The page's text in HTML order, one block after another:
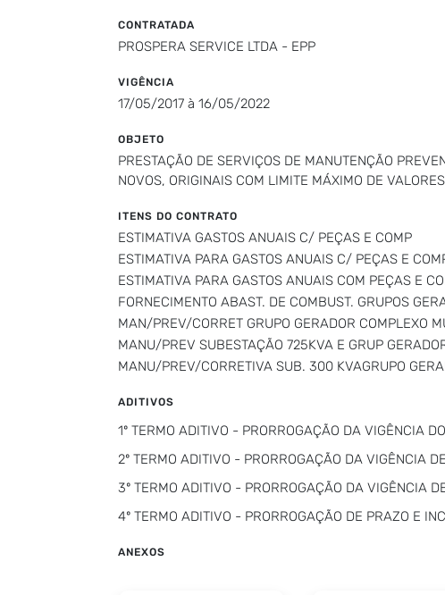
CONTRATADA
PROSPERA SERVICE LTDA - EPP
VIGÊNCIA
17/05/2017 à 16/05/2022
OBJETO
PRESTAÇÃO DE SERVIÇOS DE MANUTENÇÃO
NOVOS, ORIGINAIS COM LIMITE MÁXIMO DE
ITENS DO CONTRATO
ESTIMATIVA GASTOS ANUAIS C/ PEÇAS E COMP
ESTIMATIVA PARA GASTOS ANUAIS C/ PEÇAS E
ESTIMATIVA PARA GASTOS ANUAIS COM PEÇAS E
FORNECIMENTO ABAST. DE COMBUST. GRUPOS
MAN/PREV/CORRET GRUPO GERADOR COMPLEXO
MANU/PREV SUBESTAÇÃO 725KVA E GRUP
MANU/PREV/CORRETIVA SUB. 300 KVAGRUPO
ADITIVOS
1º TERMO ADITIVO - PRORROGAÇÃO DA VIGÊNCIA
2º TERMO ADITIVO - PRORROGAÇÃO DA VIGÊNCIA
3º TERMO ADITIVO - PRORROGAÇÃO DA VIGÊNCIA
4º TERMO ADITIVO - PRORROGAÇÃO DE PRAZO E
ANEXOS